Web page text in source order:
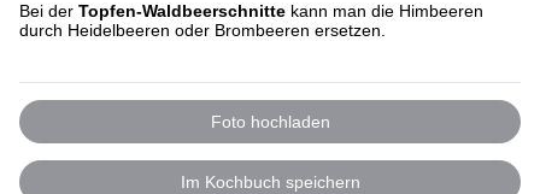
Bei der Topfen-Waldbeerschnitte kann man die Himbeeren
durch Heidelbeeren oder Brombeeren ersetzen.
Foto hochladen
Im Kochbuch speichern